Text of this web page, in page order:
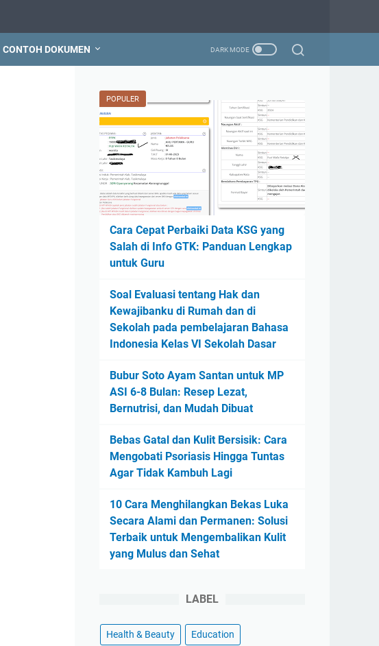
CONTOH DOKUMEN
POPULER
Cara Cepat Perbaiki Data KSG yang
Salah di Info GTK: Panduan Lengkap
untuk Guru
Soal Evaluasi tentang Hak dan
Kewajibanku di Rumah dan di
Sekolah pada pembelajaran Bahasa
Indonesia Kelas VI Sekolah Dasar
Bubur Soto Ayam Santan untuk MP
ASI 6-8 Bulan: Resep Lezat,
Bernutrisi, dan Mudah Dibuat
Bebas Gatal dan Kulit Bersisik: Cara
Mengobati Psoriasis Hingga Tuntas
Agar Tidak Kambuh Lagi
10 Cara Menghilangkan Bekas Luka
Secara Alami dan Permanen: Solusi
Terbaik untuk Mengembalikan Kulit
yang Mulus dan Sehat
LABEL
Health & Beauty Education